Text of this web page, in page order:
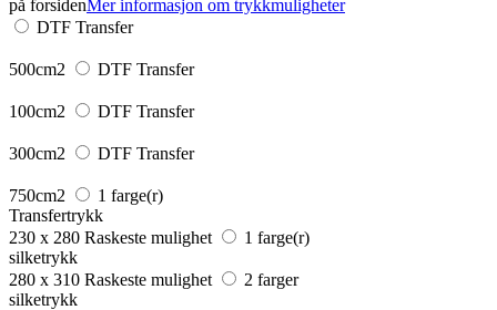
på forsidenMer informasjon om trykkmuligheter
DTF Transfer
500cm2 DTF Transfer
100cm2 DTF Transfer
300cm2 DTF Transfer
750cm2
1 farge(r)
Transfertrykk
230 x 280 Raskeste mulighet
1 farge(r)
silketrykk
280 x 310 Raskeste mulighet
2 farger
silketrykk